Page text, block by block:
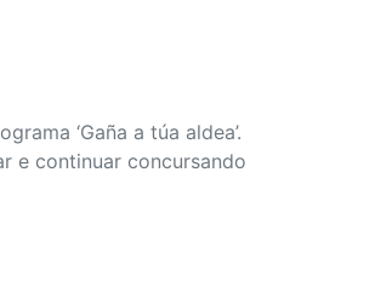
‘Gaña a túa aldea’.
e continuar concursando